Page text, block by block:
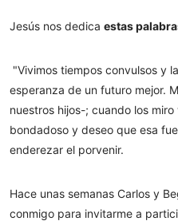
Jesús nos dedica estas
"Vivimos tiempos convulsos y
esperanza de un futuro mejor.
nuestros hijos-; cuando los
bondadoso y deseo que esa
enderezar el porvenir.
Hace unas semanas Carlos y
conmigo para invitarme a